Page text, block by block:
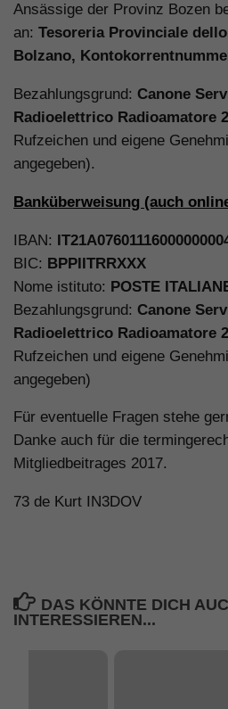
Ansässige der Provinz Bozen
an: Tesoreria Provinciale
Bolzano,
Bezahlungsgrund: Canone
Radioelettrico Radioamatore
Rufzeichen und eigene
angegeben).
Banküberweisung (auch
IBAN:
BIC: BPPIITRRXXX
Nome istituto: POSTE
Bezahlungsgrund: Canone
Radioelettrico Radioamatore
Rufzeichen und eigene
angegeben)
Für eventuelle Fragen stehe
Danke auch für die
Mitgliedbeitrages 2017.
73 de Kurt IN3DOV
DAS KÖNNTE DICH
INTERESSIEREN...